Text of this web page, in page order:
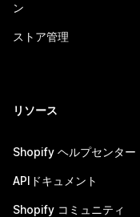
ン
ストア管理
リソース
Shopify ヘルプセンター
APIドキュメント
Shopify コミュニティ